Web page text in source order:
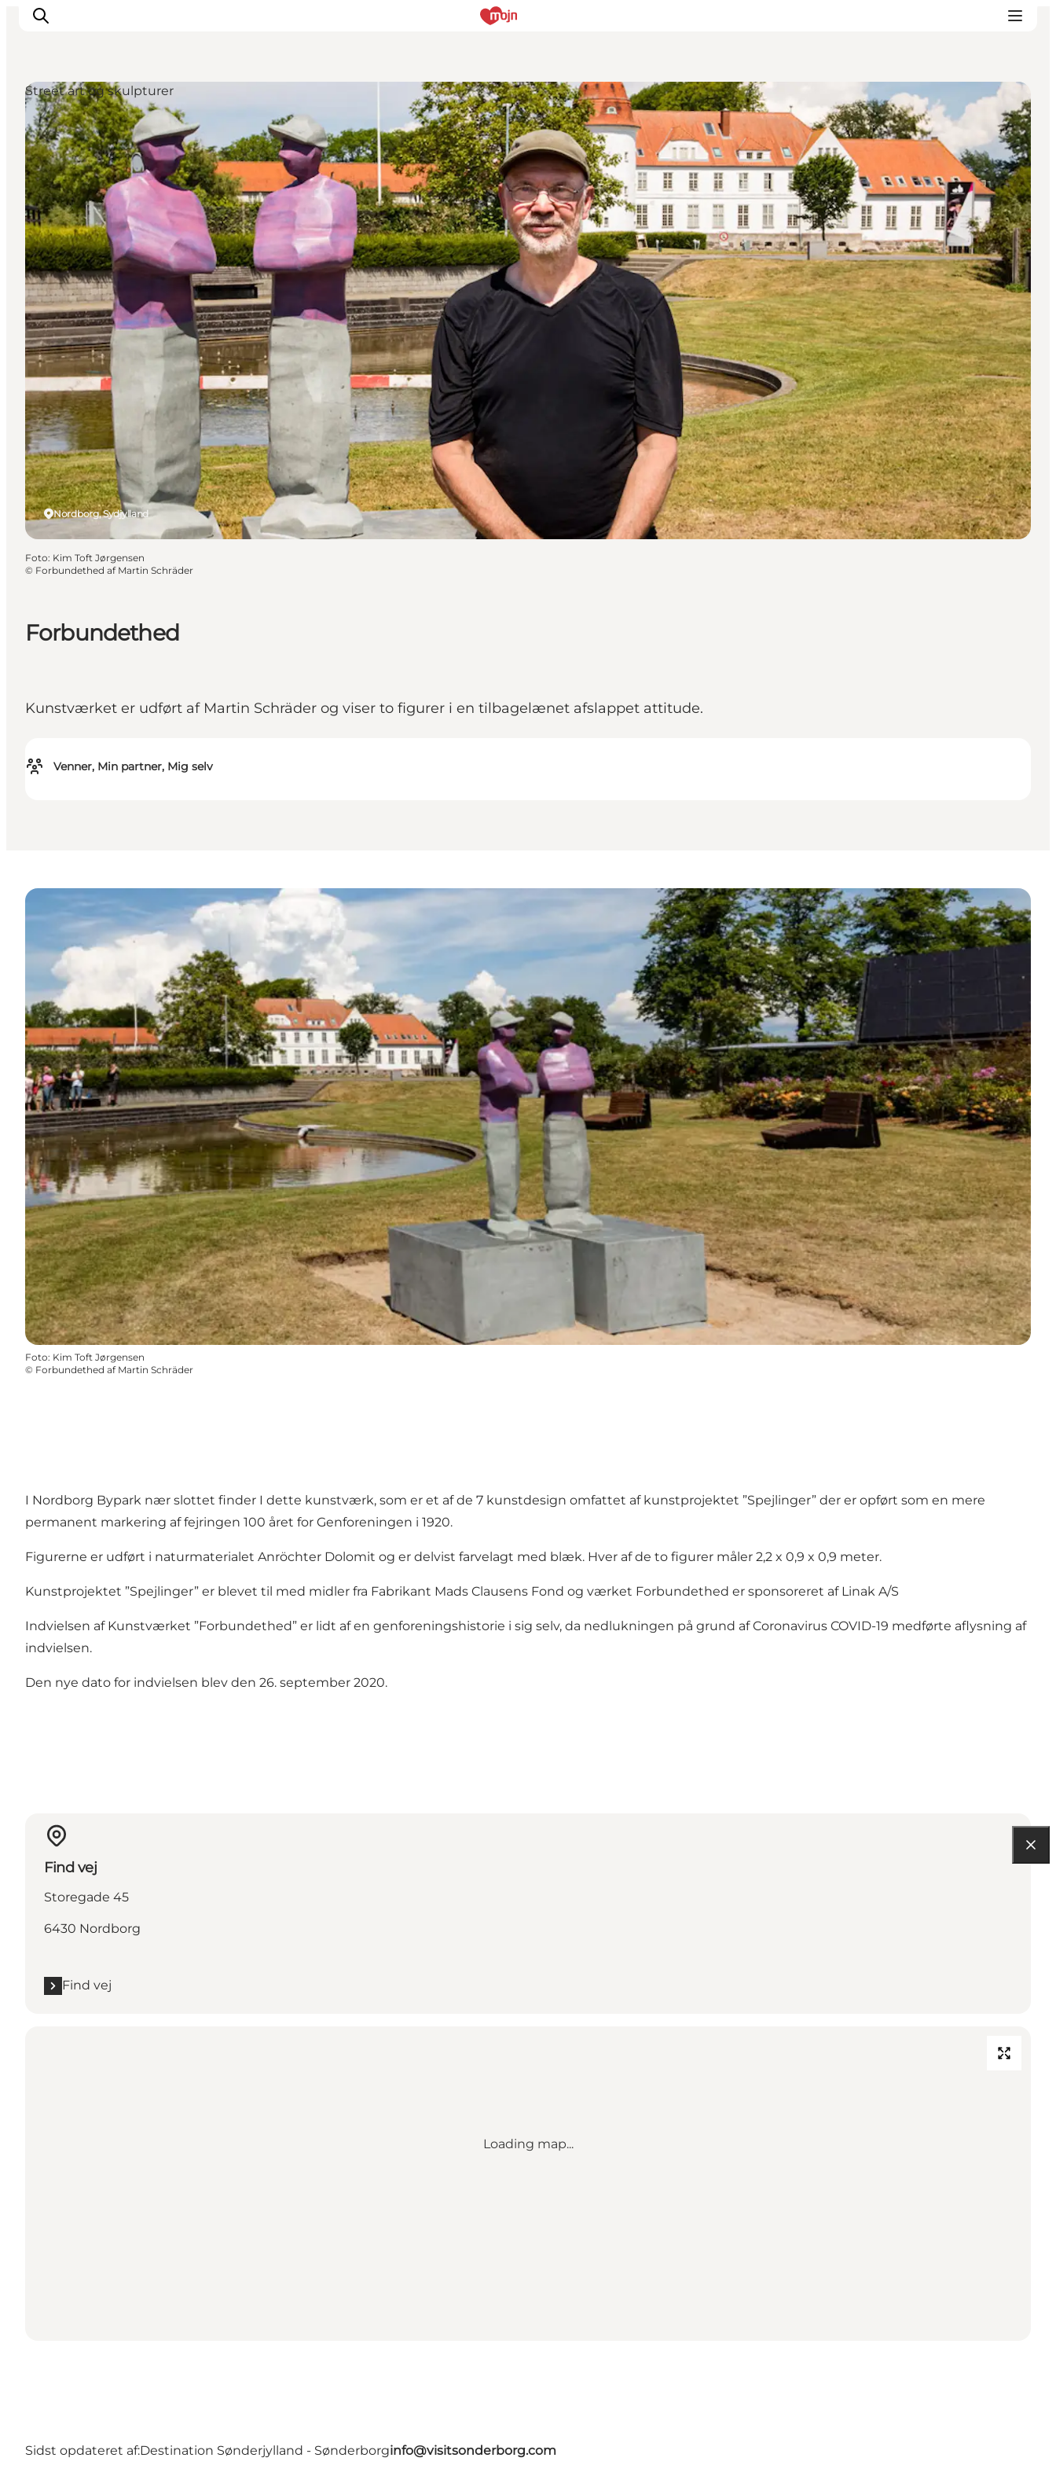
Oplevelser
Byer & Steder
Det sker
Overnatning
Planlæg din ferie
Booking
Forbundethed
Kunstværket er udført af Martin Schräder og viser to figurer i en tilbagelænet afslappet attitude.
Venner, Min partner, Mig selv
Nordborg, Sydjylland
Street art og skulpturer
Foto: Kim Toft Jørgensen
© Forbundethed af Martin Schräder
Foto: Kim Toft Jørgensen
© Forbundethed af Martin Schräder
I Nordborg Bypark nær slottet finder I dette kunstværk, som er et af de 7 kunstdesign omfattet af kunstprojektet ”Spejlinger” der er opført som en mere
permanent markering af fejringen 100 året for Genforeningen i 1920.
Figurerne er udført i naturmaterialet Anröchter Dolomit og er delvist farvelagt med blæk. Hver af de to figurer måler 2,2 x 0,9 x 0,9 meter.
Kunstprojektet ”Spejlinger” er blevet til med midler fra Fabrikant Mads Clausens Fond og værket Forbundethed er sponsoreret af Linak A/S
Indvielsen af Kunstværket ”Forbundethed” er lidt af en genforeningshistorie i sig selv, da nedlukningen på grund af Coronavirus COVID-19 medførte aflysning af
indvielsen.
Den nye dato for indvielsen blev den 26. september 2020.
Find vej
Storegade 45
6430 Nordborg
Find vej
Loading map...
Sidst opdateret af:Destination Sønderjylland - Sønderborginfo@visitsonderborg.com